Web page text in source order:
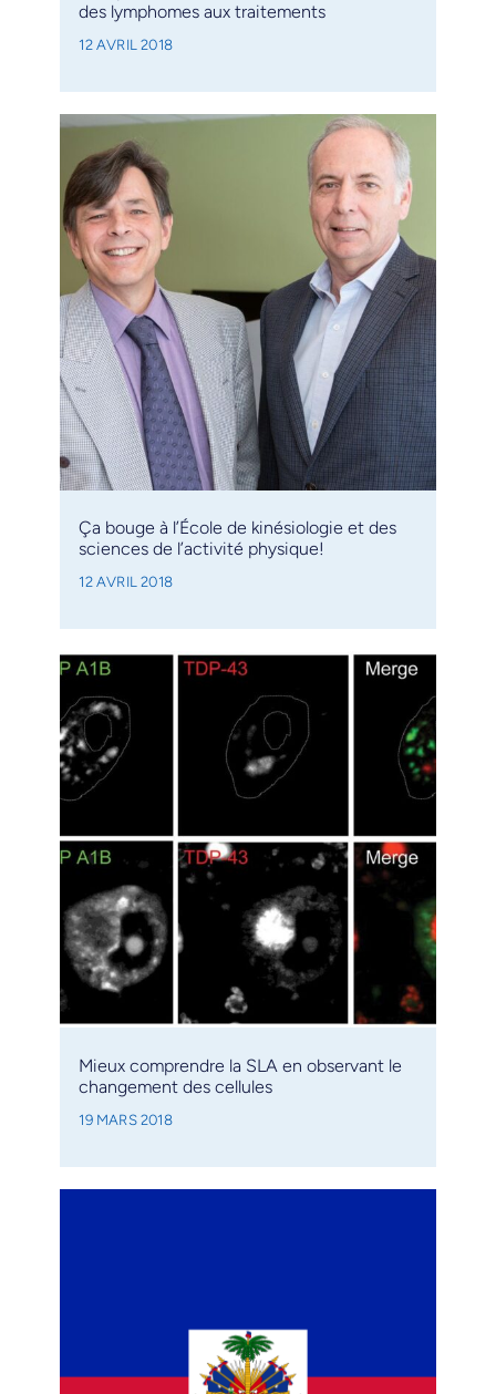
des lymphomes aux traitements
12 AVRIL 2018
Ça bouge à l’École de kinésiologie et des
sciences de l’activité physique!
12 AVRIL 2018
Mieux comprendre la SLA en observant le
changement des cellules
19 MARS 2018